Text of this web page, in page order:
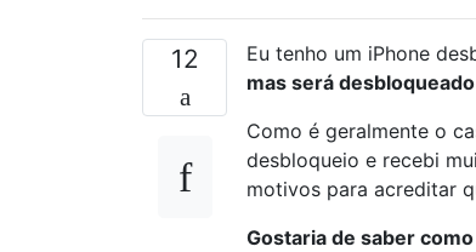
12 Eu tenho um iPhone
mas será
Como é geralmente o
desbloqueio e recebi
motivos para acreditar
Gostaria de saber